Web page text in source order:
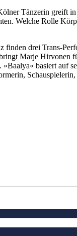
Tänzerin greift
Welche Rolle
drei Trans-
Marje Hirvonen
basiert auf